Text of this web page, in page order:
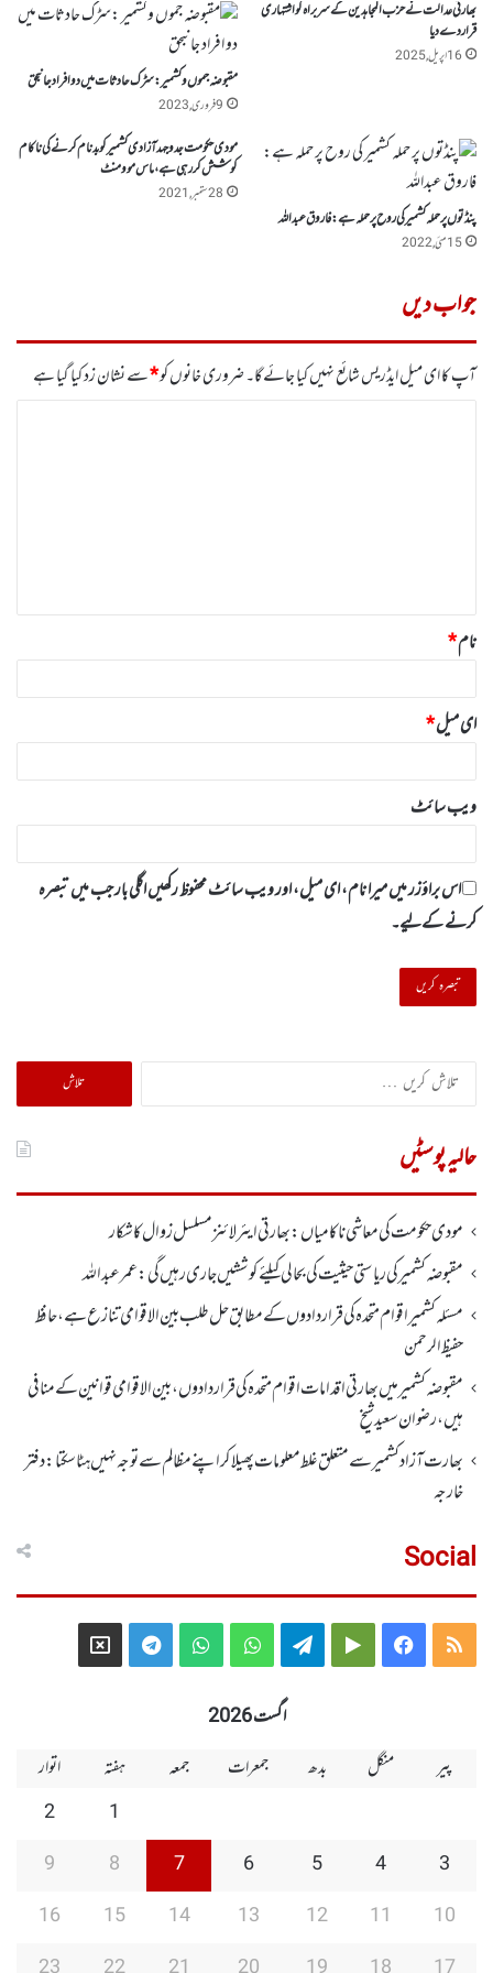
بھارتی عدالت نے حزب المجاہدین کے سربراہ کو اشتہاری
قراردے دیا
16 اپریل, 2025
مقبوضہ جموں وکشمیر :سڑک حادثات میں دو افراد جانبحق
9 فروری, 2023
پنڈتوں پر حملہ کشمیر کی روح پر حملہ ہے: فاروق عبداللہ
15 مئی, 2022
مودی حکومت جدوجہد آزادی کشمیر کو بدنام کرنے کی ناکام
کوشش کر رہی ہے ، ماس موومنٹ
28 ستمبر, 2021
جواب دیں
آپ کا ای میل ایڈریس شائع نہیں کیا جائے گا۔ضروری خانوں کو*سے نشان زد کیا گیا ہے
نام*
ای میل*
ویب‌ سائٹ
اس براؤزر میں میرا نام، ای میل، اور ویب سائٹ محفوظ رکھیں اگلی بار جب میں تبصرہ
کرنے کےلیے۔
تلاش
کریں
حالیہ پوسٹیں
مودی حکومت کی معاشی ناکامیاں: بھارتی ایئرلائنز مسلسل زوال کا شکار
مقبوضہ کشمیر کی ریاستی حیثیت کی بحالی کیلئے کوششیں جاری رہیں گی: عمر عبداللہ
مسئلہ کشمیر اقوام متحدہ کی قراردادوں کے مطابق حل طلب بین الاقوامی تنازع ہے، حافظ
حفیظ الرحمن
مقبوضہ کشمیر میں بھارتی اقدامات اقوام متحدہ کی قراردادوں، بین الاقوامی قوانین کے منافی
ہیں،رضوان سعید شیخ
بھارت آزاد کشمیر سے متعلق غلط معلومات پھیلا کر اپنے مظالم سے توجہ نہیں ہٹا سکتا: دفتر
خارجہ
Social
RSS
Facebook
Google
Telegram
WhatsApp
WhatsApp
Telegram
X
اگست 2026
پیر
منگل بدھ جمعرات جمعہ ہفتہ
اتوار
1
2
3
4
5
6
7
8
9
10
11
12
13
14
15
16